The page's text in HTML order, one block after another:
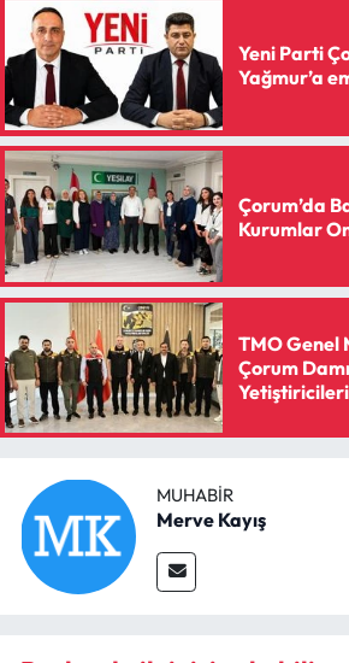
Yeni Parti
Yağmur’a
Çorum’da
Kurumlar
TMO Genel
Çorum
MUHABIR
Merve Kayış
Yemek Tarifleri
Yerel Haberler